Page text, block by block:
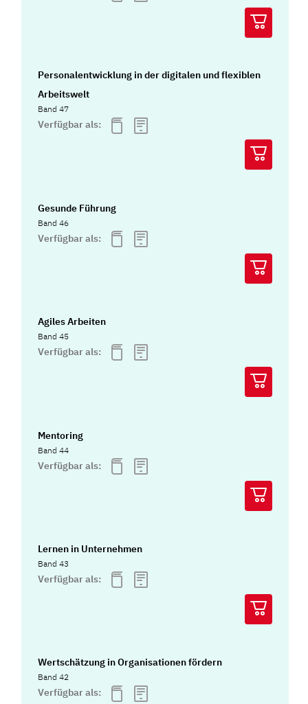
Personalentwicklung in der digitalen und flexiblen
Arbeitswelt
Band 47
Verfügbar als:
Gesunde Führung
Band 46
Verfügbar als:
Agiles Arbeiten
Band 45
Verfügbar als:
Mentoring
Band 44
Verfügbar als:
Lernen in Unternehmen
Band 43
Verfügbar als:
Wertschätzung in Organisationen fördern
Band 42
Verfügbar als: